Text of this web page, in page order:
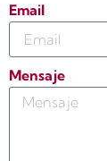
Email
Mensaje